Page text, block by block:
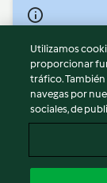
© Copyright 2026
Términos de uso
Política de
Aviso legal
Información legal
Reportar
Utilizamos
proporcionar
tráfico.
navegas por
sociales, de